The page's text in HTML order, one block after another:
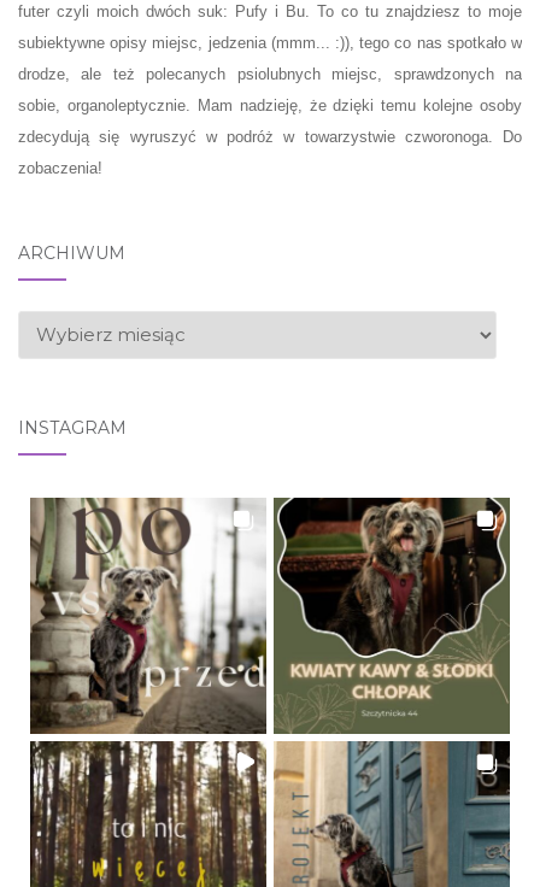
futer czyli moich dwóch suk: Pufy i Bu. To co tu znajdziesz to moje
subiektywne opisy miejsc, jedzenia (mmm... :)), tego co nas spotkało w
drodze, ale też polecanych psiolubnych miejsc, sprawdzonych na
sobie, organoleptycznie. Mam nadzieję, że dzięki temu kolejne osoby
zdecydują się wyruszyć w podróż w towarzystwie czworonoga. Do
zobaczenia!
ARCHIWUM
ARCHIWUM
INSTAGRAM